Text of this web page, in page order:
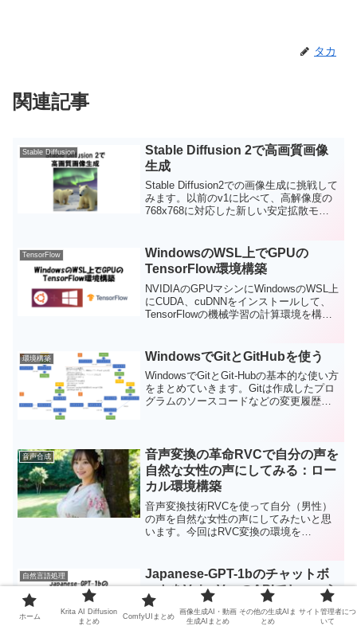
タカ
関連記事
Stable Diffusion
Stable Diffusion 2で高画質画像
生成
Stable Diffusion2での画像生成に挑戦して
みます。以前のv1に比べて、高解像度の
768x768に対応した新しい安定拡散モデ
TensorFlow
WindowsのWSL上でGPUの
TensorFlow環境構築
NVIDIAのGPUマシンにWindowsのWSL上
にCUDA、cuDNNをインストールして、
TensorFlowの機械学習の計算環境を構築
環境構築 WindowsでGitとGitHubを使う
WindowsでGitとGit-Hubの基本的な使い方
をまとめていきます。Gitは作成したプロ
グラムのソースコードなどの変更履歴を
よって、バージョンを管理し、複数人で
の共同作業をやり易くします。一方で、
GitHubはGitHub社が提供する世界有数の
Gitホスティングサービスで、有料の商用
プランの他、無料でのリポジトリ環境が
提供されている。今回は、GitやGitHubの
サービスを利用する上での最低限の知識
をまとめてみます。今回は個人でGitと
心にまとめました。
音声合成
音声変換の革命RVCで自分の声を
自然な女性の声にしてみる：ロー
カル環境構築
音声変換技術RVCを使って自分（男性）
の声を自然な女性の声にしてみたいと思
います。今回はRVC変換の環境を
公開されている学習済みモデルを使いま
すので、声のデータを集めたり、学習さ
せたりは必要ありません。手軽に試せる
ので、ぜひ皆さんもお試しください。
自然言語処理
Japanese-GPT-1bのチャットボ
ットをVoiceVoxのAPIでしゃべら
せてみる
ホーム
Krita AI Diffusion
まとめ
ComfyUIまとめ
画像生成AI・動画
生成AIまとめ
その他の生成AIま
とめ
サイト管理者につ
いて